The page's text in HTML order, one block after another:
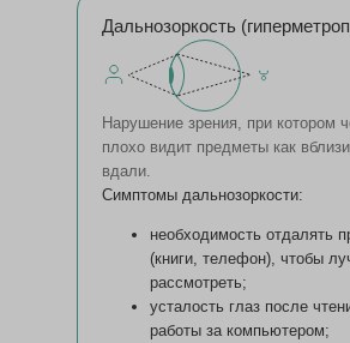
Дальнозоркость
Нарушение зрения, при котором
плохо видит предметы как
вдали.
Симптомы дальнозоркости:
необходимость отдалять
(книги, телефон), чтобы
рассмотреть;
усталость глаз после
работы за компьютером;